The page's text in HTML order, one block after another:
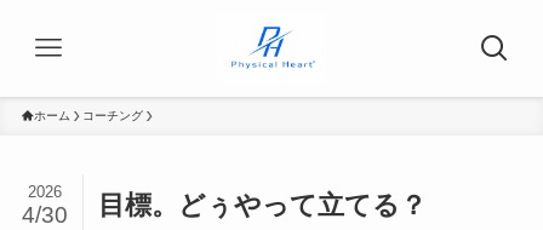
ホーム コーチング
目標。どぅやって立てる？
2026
4/30